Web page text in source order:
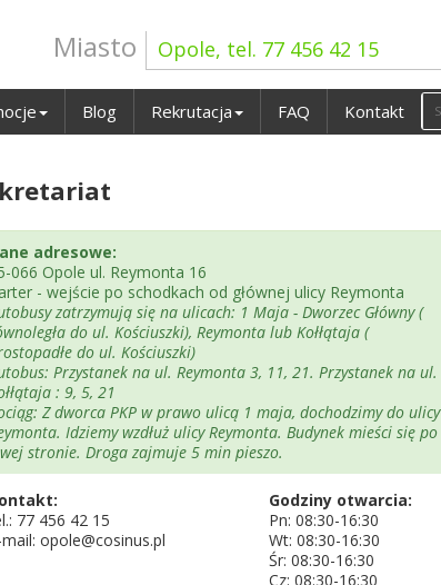
Miasto Opole, tel. 77 456 42 15
Blog Rekrutacja FAQ Kontakt
adresowe:
066 Opole ul. Reymonta 16
- wejście po schodkach od głównej ulicy Reymonta
zatrzymują się na ulicach: 1 Maja - Dworzec Główny (
do ul. Kościuszki), Reymonta lub Kołłątaja (
do ul. Kościuszki)
Przystanek na ul. Reymonta 3, 11, 21. Przystanek na ul.
: 9, 5, 21
Z dworca PKP w prawo ulicą 1 maja, dochodzimy do ulicy
Idziemy wzdłuż ulicy Reymonta. Budynek mieści się po
stronie. Droga zajmuje 5 min pieszo.
77 456 42 15
opole@cosinus.pl
Godziny otwarcia:
Pn: 08:30-16:30
Wt: 08:30-16:30
Śr: 08:30-16:30
Cz: 08:30-16:30